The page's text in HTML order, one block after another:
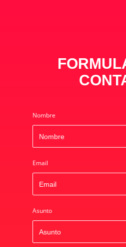
Nombre
Email
Asunto